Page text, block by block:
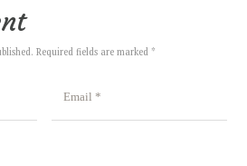
Required fields are marked *